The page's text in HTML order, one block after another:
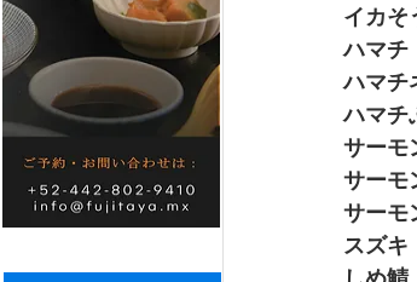
イカそ
ハマチ
ハマチ
ハマ
サーモ
サーモ
サー
スズキ